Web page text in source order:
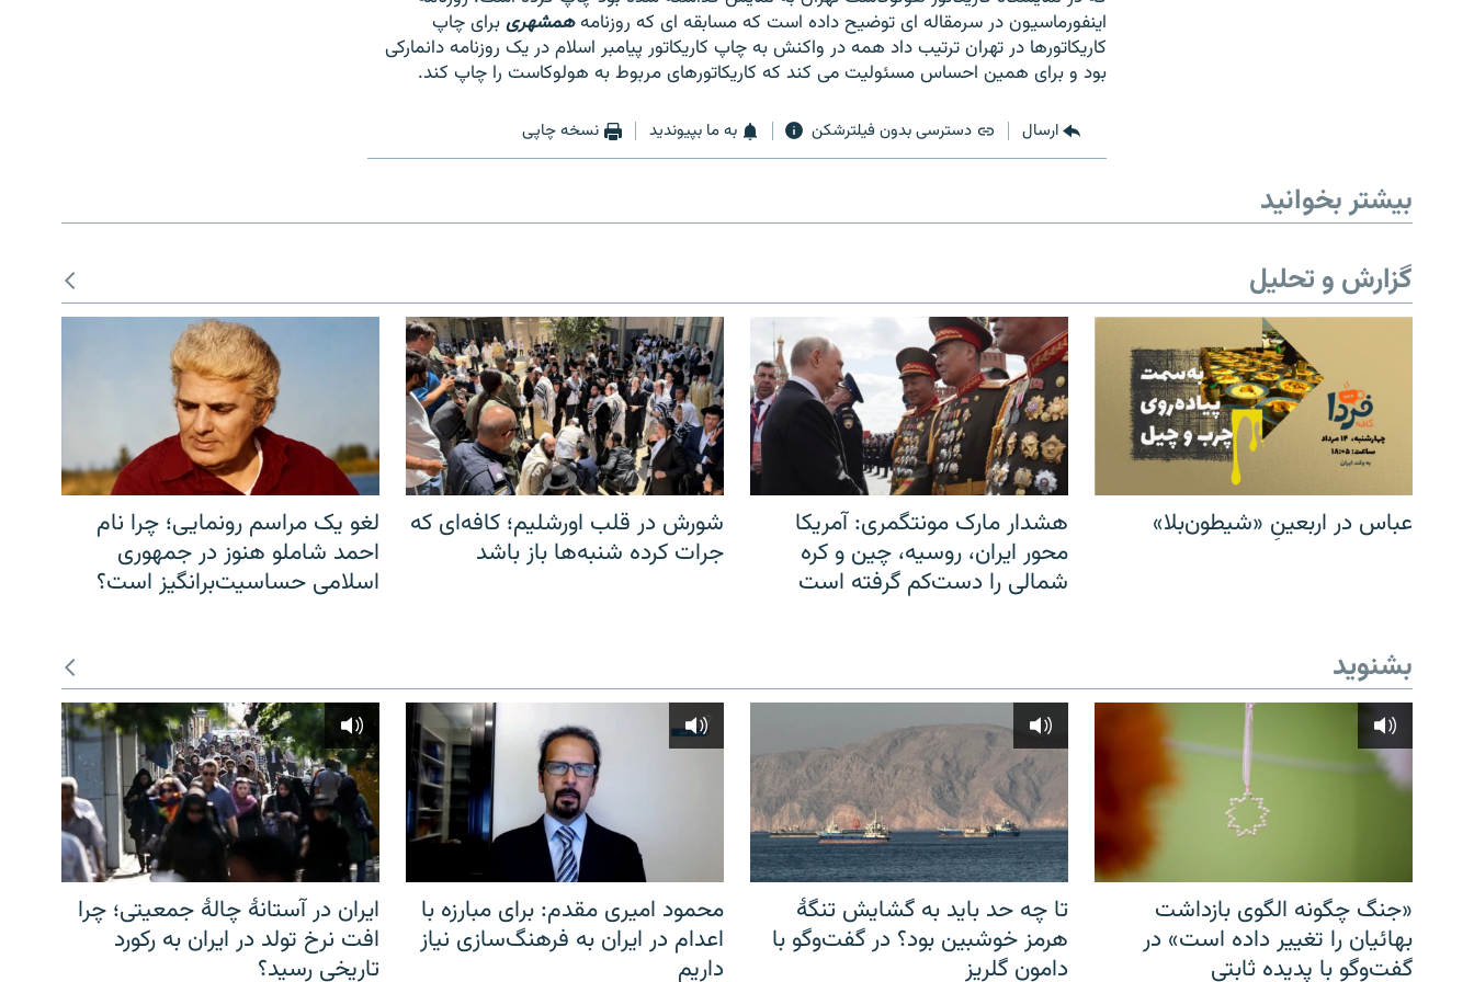
اینفورماسیون در سرمقاله ای توضیح داده است که مسابقه ای که روزنامههمشهریبرای چاپ
کاریکاتورها در تهران ترتیب داد همه در واکنش به چاپ کاریکاتور پیامبر اسلام در یک روزنامه دانمارکی
بود و برای همین احساس مسئولیت می کند که کاریکاتورهای مربوط به هولوکاست را چاپ کند.
ارسال دسترسی بدون فیلترشکن به ما بپیوندید نسخه چاپی
بیشتر بخوانید
گزارش و تحلیل
عباس در اربعینِ «شیطون‌بلا»
هشدار مارک مونتگمری: آمریکا
محور ایران، روسیه، چین و کره
شمالی را دست‌کم گرفته است
شورش در قلب اورشلیم؛ کافه‌ای که
جرات کرده شنبه‌ها باز باشد
لغو یک مراسم رونمایی؛ چرا نام
احمد شاملو هنوز در جمهوری
اسلامی حساسیت‌برانگیز است؟
بشنوید
«جنگ چگونه الگوی بازداشت
بهائیان را تغییر داده است» در
گفت‌وگو با پدیده ثابتی
تا چه حد باید به گشایش تنگهٔ
هرمز خوشبین بود؟ در گفت‌وگو با
دامون گلریز
محمود امیری مقدم: برای مبارزه با
اعدام در ایران به فرهنگ‌سازی نیاز
داریم
ایران در آستانهٔ چالهٔ جمعیتی؛ چرا
افت نرخ تولد در ایران به رکورد
تاریخی رسید؟